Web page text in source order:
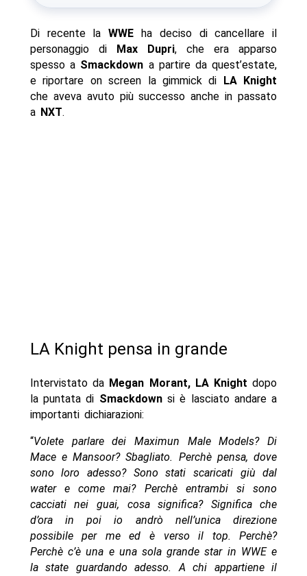
Di recente laWWE ha deciso di cancellare il
personaggio di
Max Dupri, che era apparso
spesso a Smackdown a partire da quest’estate,
e riportare on screen la gimmick di
LA Knight
che aveva avuto più successo anche in passato
aNXT.
LA Knight pensa in grande
Intervistato da Megan Morant, LA Knight dopo
la puntata di Smackdownsi è lasciato andare a
importanti dichiarazioni:
“Volete parlare dei Maximun Male Models? Di
Mace e Mansoor? Sbagliato. Perchè pensa, dove
sono loro adesso? Sono stati scaricati giù dal
water e come mai? Perchè entrambi si sono
cacciati nei guai, cosa significa? Significa che
d’ora in poi io andrò nell’unica direzione
possibile per me ed è verso il top. Perchè?
Perchè c’è una e una sola grande star in WWE e
la state guardando adesso. A chi appartiene il